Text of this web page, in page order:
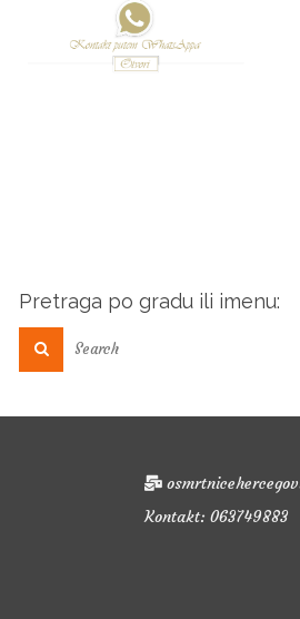
Pretraga po gradu ili imenu:
Kontakt: 063749883